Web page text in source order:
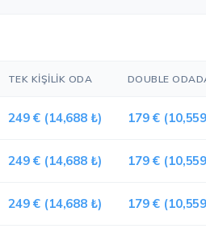
TEK KIŞILIK ODA DOUBLE
249 € (14,688 ₺) 179 €
249 € (14,688 ₺) 179 €
249 € (14,688 ₺) 179 €